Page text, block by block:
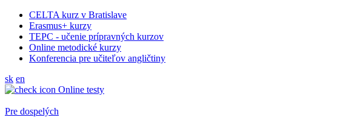
CELTA kurz v Bratislave
Erasmus+ kurzy
TEPC - učenie prípravných kurzov
Online metodické kurzy
Konferencia pre učiteľov angličtiny
sk en
Online testy
Pre dospelých